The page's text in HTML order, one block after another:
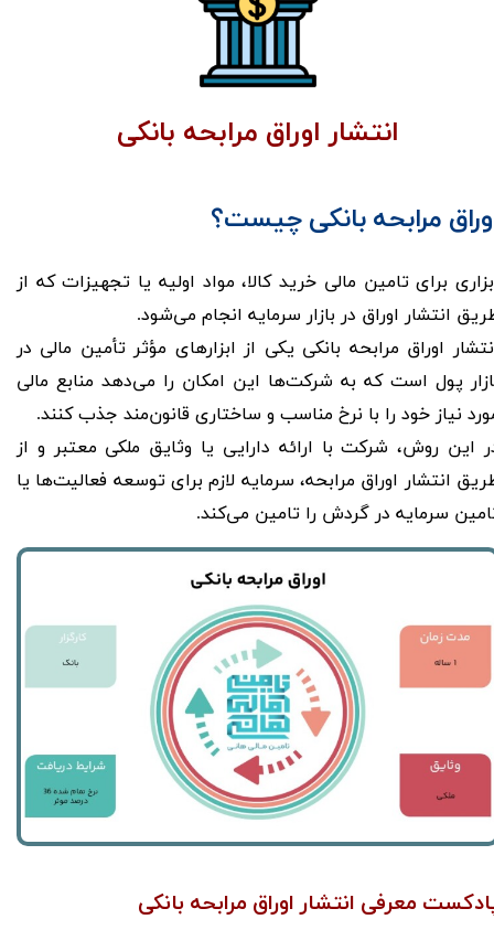
مرابحه بانکی چیست؟
انتشار اوراق مرابحه بانکی
برای تامین مالی خرید کالا، مواد اولیه یا تجهیزات که از
انتشار اوراق در بازار سرمایه انجام می‌شود.
اوراق مرابحه بانکی یکی از ابزارهای مؤثر تأمین مالی در
پول است که به شرکت‌ها این امکان را می‌دهد منابع مالی
نیاز خود را با نرخ مناسب و ساختاری قانون‌مند جذب کنند.
این روش، شرکت با ارائه دارایی یا وثایق ملکی معتبر و از
انتشار اوراق مرابحه، سرمایه لازم برای توسعه فعالیت‌ها یا
سرمایه در گردش را تامین می‌کند.
معرفی انتشار اوراق مرابحه بانکی